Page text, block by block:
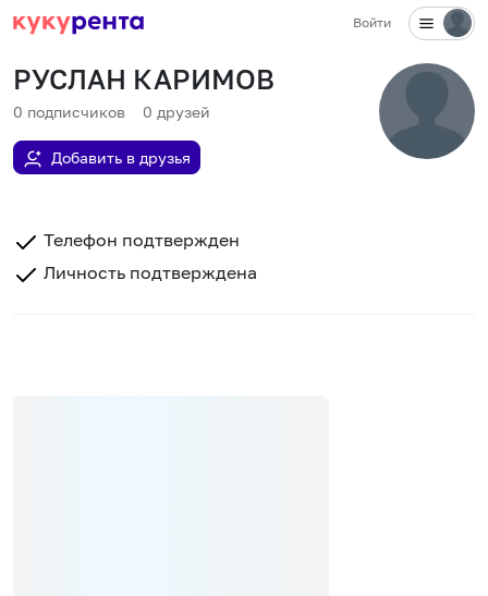
Войти
РУСЛАН КАРИМОВ
0 подписчиков 0 друзей
Добавить в друзья
Телефон подтвержден
Личность подтверждена